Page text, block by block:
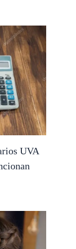
UVA